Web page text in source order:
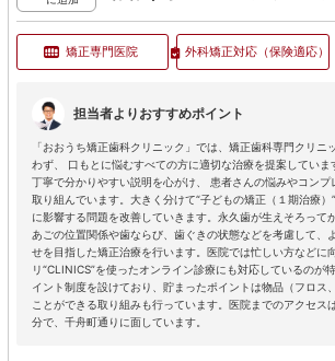
矯正専門医院 外科矯正対応（保険適応）
担当者よりおすすめポイント
「おおうち矯正歯科クリニック」では、矯正歯科専門クリニ
わず、 口もとに悩むすべての方に適切な治療を提案していま
丁寧で分かりやすい説明を心がけ、 患者さんの悩みやコン
取り組んでいます。大きく分けて“子どもの矯正（１期治療
に影響する問題を改善していきます。永久歯が生えそろって
あごの位置関係や歯ならび、歯ぐきの状態などを考慮して、
せを目指した矯正治療を行います。医院では忙しい方などに
リ“CLINICS”を使ったオンライン診療にも対応しているのが
イント制度を設けており、貯まったポイントは物品（フロス
ことができる取り組みも行っています。医院までのアクセス
分で、千舟町通りに面しています。